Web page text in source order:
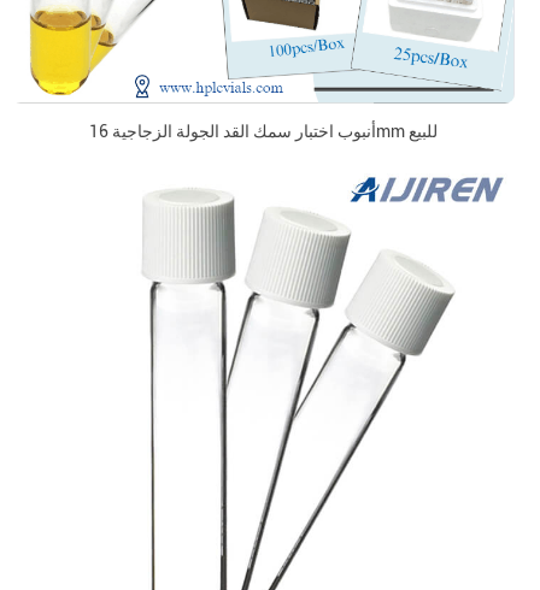
أنبوب اختبار سمك القد الجولة الزجاجية 16mm للبيع